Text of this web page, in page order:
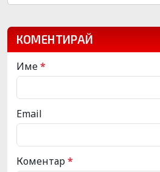
КОМЕНТИРАЙ
Име*
Email
Коментар*